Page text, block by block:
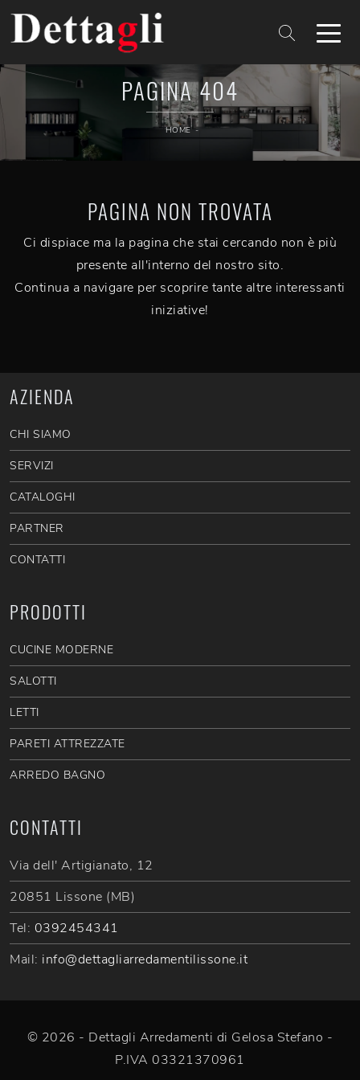
PAGINA 404
HOME -
PAGINA NON TROVATA
Ci dispiace ma la pagina che stai cercando non è più
presente all'interno del nostro sito.
Continua a navigare per scoprire tante altre interessanti
iniziative!
AZIENDA
CHI SIAMO
SERVIZI
CATALOGHI
PARTNER
CONTATTI
PRODOTTI
CUCINE MODERNE
SALOTTI
LETTI
PARETI ATTREZZATE
ARREDO BAGNO
CONTATTI
Via dell' Artigianato, 12
20851 Lissone (MB)
Tel: 0392454341
Mail: info@dettagliarredamentilissone.it
© 2026 - Dettagli Arredamenti di Gelosa Stefano -
P.IVA 03321370961